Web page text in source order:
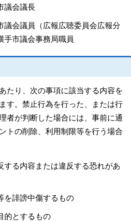
議会議長
会議員（広報広聴委員会広報分
手市議会事務局職員
たり、次の事項に該当する内容を
す。禁止行為を行った、または行
者が判断した場合には、事前に通
トの削除、利用制限等を行う場合
する内容または違反する恐れがあ
を誹謗中傷するもの
的とするもの